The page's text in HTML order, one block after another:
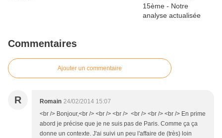
Commentaires
Ajouter un commentaire
R Romain 24/02/2014 15:07
<br /> Bonjour,<br /> <br /> <br /> <br /> <br /> <br /> En prime
abord je précise que je ne suis pas de Paris. Comme ça ça
donne un contexte. J'ai suivi un peu l'affaire de (très) loin